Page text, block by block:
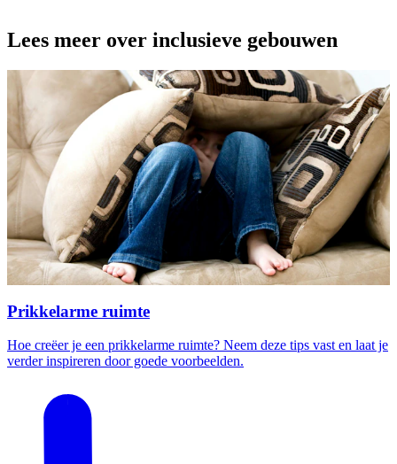
Lees meer over inclusieve gebouwen
Prikkelarme ruimte
Hoe creëer je een prikkelarme ruimte? Neem deze tips vast en laat je
verder inspireren door goede voorbeelden.